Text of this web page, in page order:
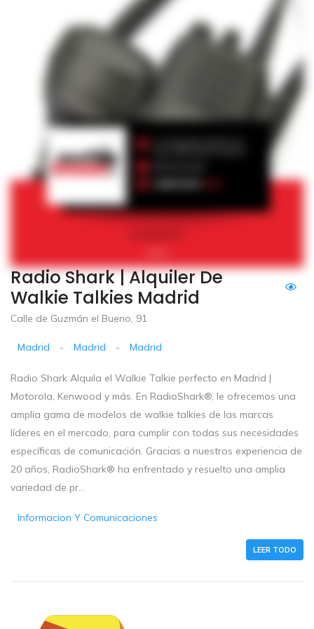
Radio Shark | Alquiler De
Walkie Talkies Madrid
Calle de Guzmán el Bueno, 91
Madrid - Madrid - Madrid
Radio Shark Alquila el Walkie Talkie perfecto en Madrid |
Motorola, Kenwood y más. En RadioShark®, le ofrecemos una
amplia gama de modelos de walkie talkies de las marcas
líderes en el mercado, para cumplir con todas sus necesidades
específicas de comunicación. Gracias a nuestros experiencia de
20 años, RadioShark® ha enfrentado y resuelto una amplia
variedad de pr...
Informacion Y Comunicaciones
LEER TODO